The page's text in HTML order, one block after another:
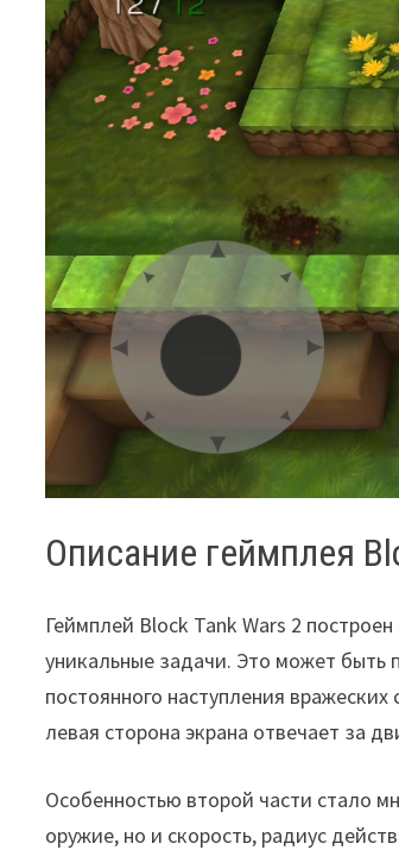
Описание геймплея
Геймплей Block Tank Wars 2
уникальные задачи. Это может быть
постоянного наступления
левая сторона экрана отвечает за
Особенностью второй части стало
оружие, но и скорость, радиус